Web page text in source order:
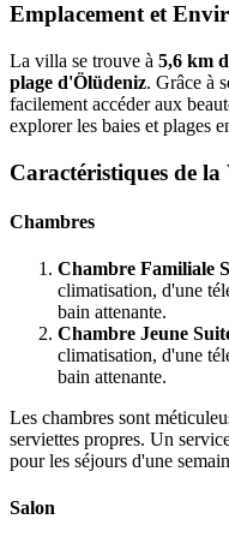
Emplacement et
La villa se trouve à 5,6 km
plage d'Ölüdeniz. Grâce à
facilement accéder aux
explorer les baies et plages
Caractéristiques de la
Chambres
Chambre Familiale
climatisation, d'une
bain attenante.
Chambre Jeune
climatisation, d'une
bain attenante.
Les chambres sont
serviettes propres. Un
pour les séjours d'une
Salon